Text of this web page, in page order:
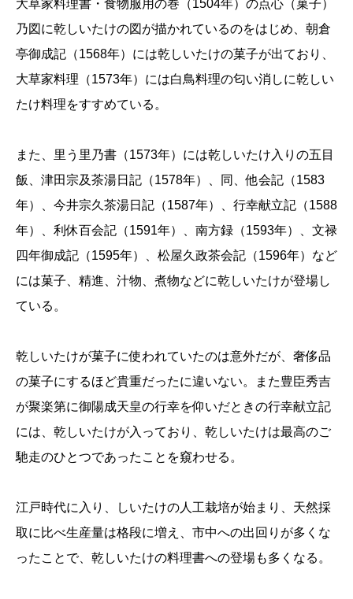
大草家料理書・食物服用の巻（1504年）の点心（菓子）
乃図に乾しいたけの図が描かれているのをはじめ、朝倉
亭御成記（1568年）には乾しいたけの菓子が出ており、
大草家料理（1573年）には白鳥料理の匂い消しに乾しい
たけ料理をすすめている。
また、里う里乃書（1573年）には乾しいたけ入りの五目
飯、津田宗及茶湯日記（1578年）、同、他会記（1583
年）、今井宗久茶湯日記（1587年）、行幸献立記（1588
年）、利休百会記（1591年）、南方録（1593年）、文禄
四年御成記（1595年）、松屋久政茶会記（1596年）など
には菓子、精進、汁物、煮物などに乾しいたけが登場し
ている。
乾しいたけが菓子に使われていたのは意外だが、奢侈品
の菓子にするほど貴重だったに違いない。また豊臣秀吉
が聚楽第に御陽成天皇の行幸を仰いだときの行幸献立記
には、乾しいたけが入っており、乾しいたけは最高のご
馳走のひとつであったことを窺わせる。
江戸時代に入り、しいたけの人工栽培が始まり、天然採
取に比べ生産量は格段に増え、市中への出回りが多くな
ったことで、乾しいたけの料理書への登場も多くなる。